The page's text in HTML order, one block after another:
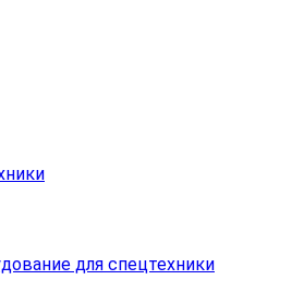
для спецтехники